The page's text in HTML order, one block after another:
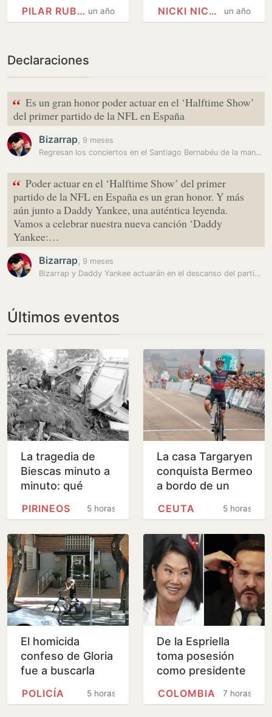
que más se
un año
PILAR RUBIO
vinculan con
un año
NICKI NICOLE
Declaraciones
“ Es un gran honor poder actuar en el ‘Halftime Show’
del primer partido de la NFL en España
Bizarrap, 9 meses
Regresan los conciertos en el Santiago Bernabéu de la mano de la NFL:…
“ Poder actuar en el ‘Halftime Show’ del primer
partido de la NFL en España es un gran honor. Y más
aún junto a Daddy Yankee, una auténtica leyenda.
Vamos a celebrar nuestra nueva canción ‘Daddy
Yankee:…
Bizarrap, 9 meses
Bizarrap y Daddy Yankee actuarán en el descanso del partido de la NFL…
Últimos eventos
La tragedia de
Biescas minuto a
minuto: qué
mortal de hace5 horas
PIRINEOS
La casa Targaryen
conquista Bermeo
a bordo de un
5 horas
CEUTA
El homicida
confeso de Gloria
fue a buscarla
días antes del
crimen: «Dijo que
5 horas
POLICÍA
De la Espriella
toma posesión
como presidente
viernes y ratifica
7 horas
COLOMBIA